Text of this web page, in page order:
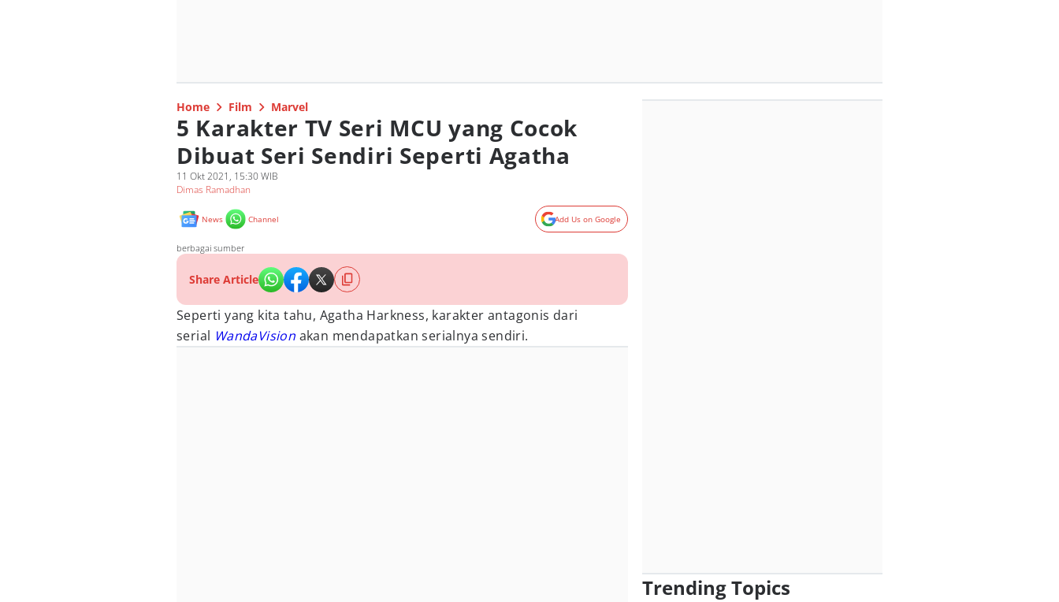
Home Film Marvel
5 Karakter TV Seri MCU yang Cocok
Dibuat Seri Sendiri Seperti Agatha
11 Okt 2021, 15:30 WIB
Dimas Ramadhan
News Channel Add Us on Google
berbagai sumber
Share Article
Seperti yang kita tahu, Agatha Harkness, karakter antagonis dari
serial WandaVision akan mendapatkan serialnya sendiri.
Trending Topics